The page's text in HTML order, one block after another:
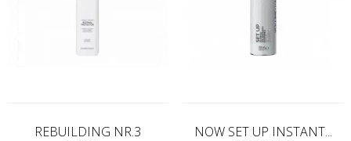
REBUILDING NR.3
NOW SET UP INSTANT...